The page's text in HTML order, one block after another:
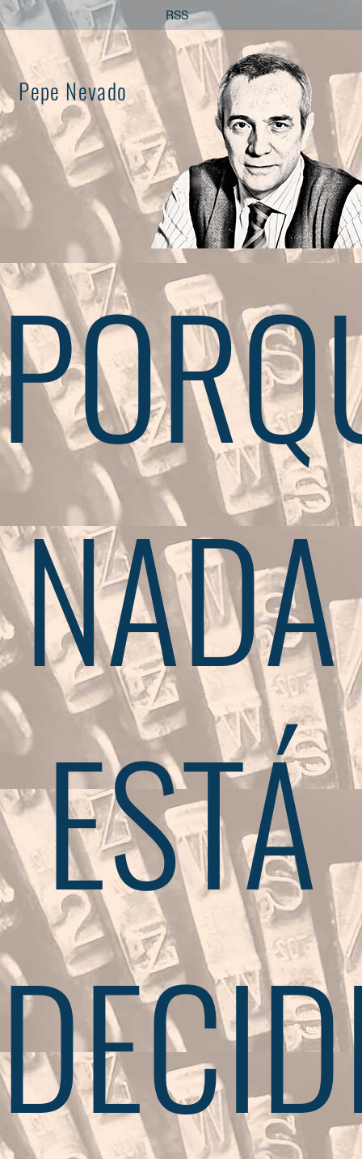
Saltar
al
contenido
RSS
Pepe Nevado
NADA
ESTÁ